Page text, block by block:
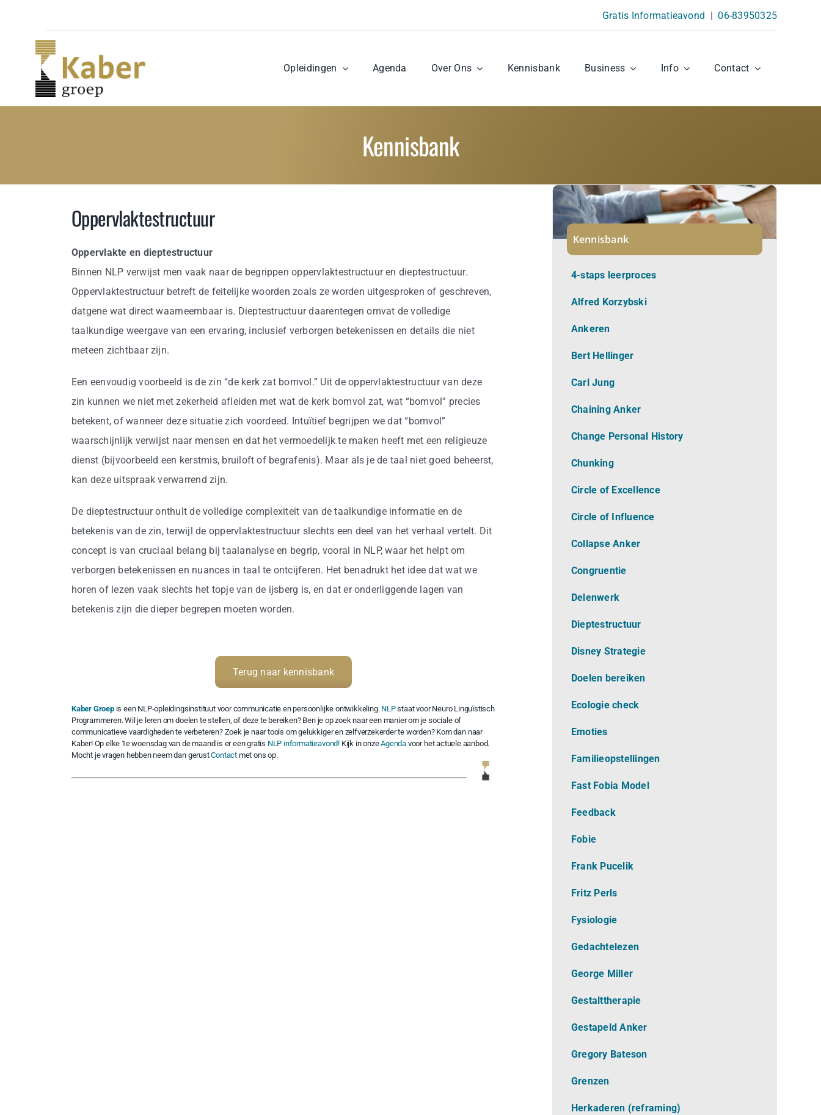
Gratis Informatieavond | 06-83950325
Opleidingen Agenda Over Ons Kennisbank Business Info Contact
Kennisbank
Oppervlaktestructuur
Oppervlakte en dieptestructuur
Binnen NLP verwijst men vaak naar de begrippen oppervlaktestructuur en dieptestructuur.
Oppervlaktestructuur betreft de feitelijke woorden zoals ze worden uitgesproken of geschreven,
datgene wat direct waarneembaar is. Dieptestructuur daarentegen omvat de volledige
taalkundige weergave van een ervaring, inclusief verborgen betekenissen en details die niet
meteen zichtbaar zijn.
Een eenvoudig voorbeeld is de zin “de kerk zat bomvol.” Uit de oppervlaktestructuur van deze
zin kunnen we niet met zekerheid afleiden met wat de kerk bomvol zat, wat “bomvol” precies
betekent, of wanneer deze situatie zich voordeed. Intuïtief begrijpen we dat “bomvol”
waarschijnlijk verwijst naar mensen en dat het vermoedelijk te maken heeft met een religieuze
dienst (bijvoorbeeld een kerstmis, bruiloft of begrafenis). Maar als je de taal niet goed beheerst,
kan deze uitspraak verwarrend zijn.
De dieptestructuur onthult de volledige complexiteit van de taalkundige informatie en de
betekenis van de zin, terwijl de oppervlaktestructuur slechts een deel van het verhaal vertelt. Dit
concept is van cruciaal belang bij taalanalyse en begrip, vooral in NLP, waar het helpt om
verborgen betekenissen en nuances in taal te ontcijferen. Het benadrukt het idee dat wat we
horen of lezen vaak slechts het topje van de ijsberg is, en dat er onderliggende lagen van
betekenis zijn die dieper begrepen moeten worden.
Terug naar kennisbank
Kaber Groepis een NLP-opleidingsinstituut voor communicatie en persoonlijke ontwikkeling. NLPstaat voor Neuro Linguïstisch
Programmeren. Wil je leren om doelen te stellen, of deze te bereiken? Ben je op zoek naar een manier om je sociale of
communicatieve vaardigheden te verbeteren? Zoek je naar tools om gelukkiger en zelfverzekerder te worden? Kom dan naar
Kaber! Op elke 1e woensdag van de maand is er een gratis NLP informatieavond!Kijk in onzeAgenda voor het actuele aanbod.
Mocht je vragen hebben neem dan gerustContactmet ons op.
Kennisbank
4-staps leerproces
Alfred Korzybski
Ankeren
Bert Hellinger
Carl Jung
Chaining Anker
Change Personal History
Chunking
Circle of Excellence
Circle of Influence
Collapse Anker
Congruentie
Delenwerk
Dieptestructuur
Disney Strategie
Doelen bereiken
Ecologie check
Emoties
Familieopstellingen
Fast Fobia Model
Feedback
Fobie
Frank Pucelik
Fritz Perls
Fysiologie
Gedachtelezen
George Miller
Gestalttherapie
Gestapeld Anker
Gregory Bateson
Grenzen
Herkaderen (reframing)